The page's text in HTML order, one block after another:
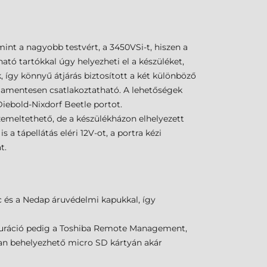
a nagyobb testvért, a 3450VSi-t, hiszen a
tartókkal úgy helyezheti el a készüléket,
így könnyű átjárás biztosított a két különböző
csatlakoztatható. A lehetőségek
Nixdorf Beetle portot.
de a készülékházon elhelyezett
a tápellátás eléri 12V-ot, a portra kézi
a Nedap áruvédelmi kapukkal, így
pedig a Toshiba Remote Management,
behelyezhető micro SD kártyán akár